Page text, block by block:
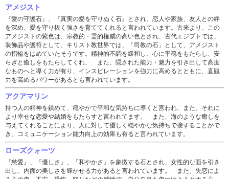
アメジスト
『愛の守護石』、『真実の愛を守りぬく石』とされ、恋人や家族、友人との絆
を深め、愛を守り抜く強さを育ててくれると言われています。古来より、この
アメジストの紫色は、宗教的・霊的権威の高い色とされ、古代エジプトでは、
装飾品や護符として、キリスト教世界では、「司教の石」として、アメジスト
の指輪をはめていたそうです。精神的不調を緩和し、心に平穏をもたらし、安
らぎと癒しをもたらしてくれ、 また、隠された能力・魅力を引き出して高度
なものへと導く力が有り、インスピレーションを強力に高めるとともに、直観
力を高めるパワーがあるとも言われています。
アクアマリン
持つ人の精神を鎮めて、穏やかで平和な気持ちに導くと言われ、また、それに
より幸せな恋愛や結婚をもたらすと言われてます。 また、海のような癒しを
与えてくれることにより、人に対して優しく穏やかな気持ちで接することがで
き、コミュニケーション能力向上の効果も有ると言われています。
ローズクォーツ
『慈愛』、『優しさ』、『和やかさ』を象徴する石とされ、女性的な面を引き
出し、内面の美しさを輝かせる力があると言われています。 また、失恋によ